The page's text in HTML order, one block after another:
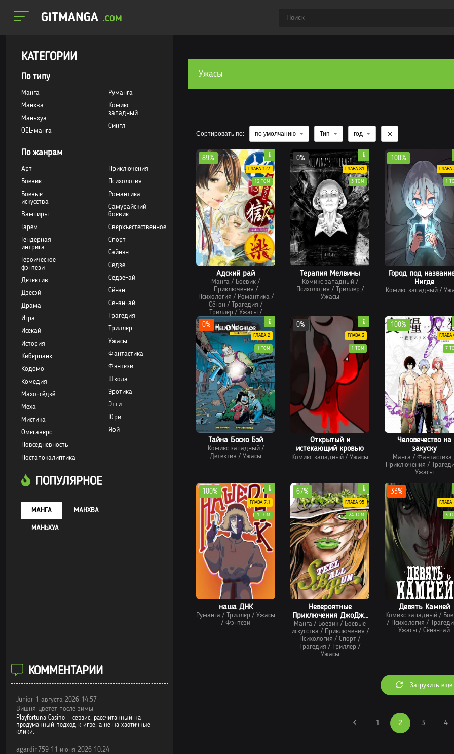
GITMANGA .COM
Сортировать по: по умолчанию Тип год
Адский рай
Манга / Боевик /
Приключения /
Психология / Романтика/
Сёнэн / Трагедия /
Триллер / Ужасы /
Фэнтези/Этти
89%
ГЛАВА 127
13 ТОМ
Терапия Мелвины
Комикс западный/
Психология / Триллер /
Ужасы
0%
ГЛАВА 81
3 ТОМ
Город под
Нигде
Комикс западный /
100%
ГЛАВА
1
Тайна Боско Бэй
Комикс западный/
Детектив / Ужасы
0%
ГЛАВА 2
1 ТОМ
Открытый и
истекающий кровью
Комикс западный / Ужасы
0%
ГЛАВА 3
1 ТОМ
Человечество на
закуску
Манга/ Фантастика
Приключения /
Ужасы
100%
ГЛАВА
7
наша ДНК
Руманга / Триллер / Ужасы
/ Фэнтези
100%
ГЛАВА 7.1
1 ТОМ
Невероятные
Приключения ДжоДжо
— Часть 7: Стил-Болл-
Ран (В цвете)
Манга / Боевик / Боевые
искусства/ Приключения /
Психология / Спорт /
Трагедия / Триллер /
Ужасы
67%
ГЛАВА 95
24 ТОМ
Девять Камней
Комикс западный/
/ Психология /
Ужасы / Сёнэн-ай
33%
ГЛАВА
3
Загрузить еще
1 2 3 4
Ужасы
КАТЕГОРИИ
По типу
Манга
Манхва
Маньхуа
OEL-манга
Руманга
Комикс
западный
Сингл
По жанрам
Арт
Боевик
Боевые
искусства
Вампиры
Гарем
Гендерная
интрига
Героическое
фэнтези
Детектив
Дзёсэй
Драма
Игра
Исекай
История
Киберпанк
Кодомо
Комедия
Махо-сёдзё
Меха
Мистика
Омегаверс
Повседневность
Постапокалиптика
Приключения
Психология
Романтика
Самурайский
боевик
Сверхъестественное
Спорт
Сэйнэн
Сёдзё
Сёдзё-ай
Сёнэн
Сёнэн-ай
Трагедия
Триллер
Ужасы
Фантастика
Фэнтези
Школа
Эротика
Этти
Юри
Яой
ПОПУЛЯРНОЕ
МАНГА МАНХВА
МАНЬХУА
КОММЕНТАРИИ
Junior 1 августа 2026 14:57
Вишня цветет после зимы
Playfortuna Casino — сервис, рассчитанный на
продуманный подход к игре, а не на хаотичные
клики.
agardin759 11 июня 2026 10:24